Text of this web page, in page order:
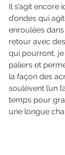
Il s’agit encore
d’ondes qui
enroulées
retour avec
qui pourront, je
paliers et
la façon des
soulèvent l’un
temps pour
une longue